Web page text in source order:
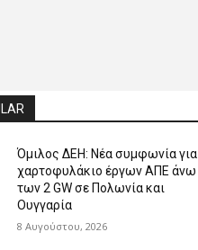
Όμιλος ΔΕΗ: Νέα συμφωνία για
χαρτοφυλάκιο έργων ΑΠΕ άνω
των 2 GW σε Πολωνία και
Ουγγαρία
8 Αυγούστου, 2026